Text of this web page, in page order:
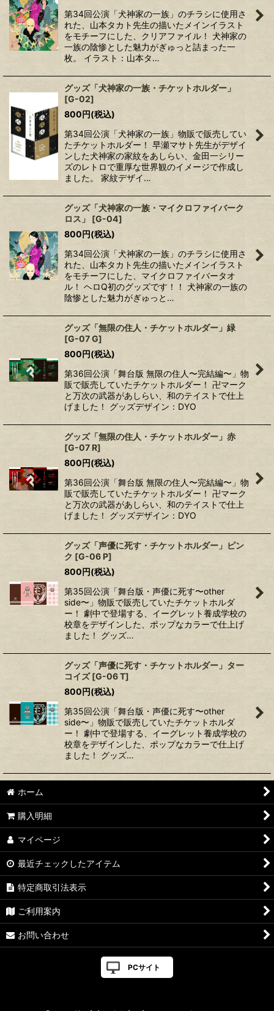
第34回公演「犬神家の一族」のチラシに使用さ
れた、山本タカト先生の描いたメインイラスト
をモチーフにした、クリアファイル！ 犬神家の
一族の陰惨とした魅力がぎゅっと詰まった一
枚。 イラスト：山本タ…
グッズ「犬神家の一族・チケットホルダー」
[G-02]
800円(税込)
第34回公演「犬神家の一族」物販で販売してい
たチケットホルダー！ 早瀬マサト先生がデザイ
ンした犬神家の家紋をあしらい、金田一シリー
ズのレトロで重厚な世界観のイメージで作成し
ました。 家紋デザイ…
グッズ「犬神家の一族・マイクロファイバーク
ロス」
[G-04]
800円(税込)
第34回公演「犬神家の一族」のチラシに使用さ
れた、山本タカト先生の描いたメインイラスト
をモチーフにした、マイクロファイバータオ
ル！ ヘロQ初のグッズです！！ 犬神家の一族の
陰惨とした魅力がぎゅっと…
グッズ「無限の住人・チケットホルダー」緑
[G-07 G]
800円(税込)
第36回公演「舞台版 無限の住人〜完結編〜」物
販で販売していたチケットホルダー！ 卍マーク
と万次の武器があしらい、和のテイストで仕上
げました！ グッズデザイン：DYO
グッズ「無限の住人・チケットホルダー」赤
[G-07 R]
800円(税込)
第36回公演「舞台版 無限の住人〜完結編〜」物
販で販売していたチケットホルダー！ 卍マーク
と万次の武器があしらい、和のテイストで仕上
げました！ グッズデザイン：DYO
グッズ「声優に死す・チケットホルダー」ピン
ク [G-06 P]
800円(税込)
第35回公演「舞台版・声優に死す〜other
side〜」物販で販売していたチケットホルダ
ー！ 劇中で登場する、イーグレット養成学校の
校章をデザインした、ポップなカラーで仕上げ
ました！ グッズ…
グッズ「声優に死す・チケットホルダー」ター
コイズ [G-06 T]
800円(税込)
第35回公演「舞台版・声優に死す〜other
side〜」物販で販売していたチケットホルダ
ー！ 劇中で登場する、イーグレット養成学校の
校章をデザインした、ポップなカラーで仕上げ
ました！ グッズ…
ホーム
購入明細
マイページ
最近チェックしたアイテム
特定商取引法表示
ご利用案内
お問い合わせ
PCサイト